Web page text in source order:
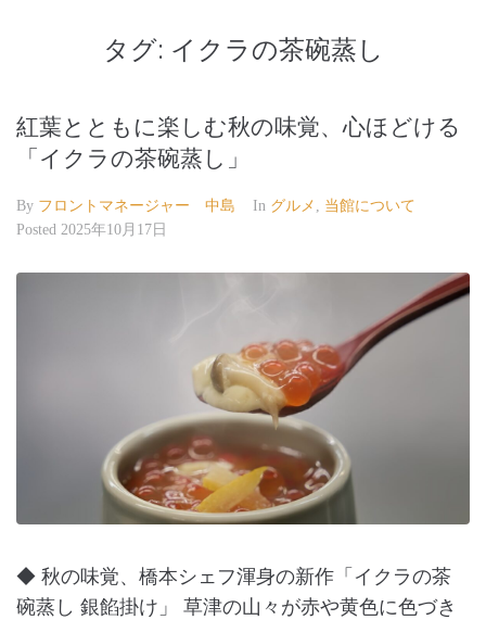
タグ: イクラの茶碗蒸し
紅葉とともに楽しむ秋の味覚、心ほどける
「イクラの茶碗蒸し」
By フロントマネージャー 中島 In グルメ , 当館について
Posted 2025年10月17日
◆ 秋の味覚、橋本シェフ渾身の新作「イクラの茶
碗蒸し 銀餡掛け」 草津の山々が赤や黄色に色づき